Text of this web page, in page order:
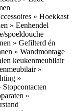
» Hoekkast
» Eenhendel
spoeldouche
» Gefilterd én
» Wandmontage
keukenmeubilair
»
»
»